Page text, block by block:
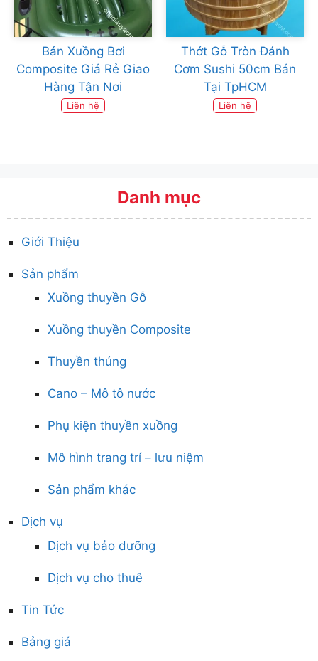
Bán Xuồng Bơi
Composite Giá Rẻ Giao
Hàng Tận Nơi
Liên hệ
Thớt Gỗ Tròn Đánh
Cơm Sushi 50cm Bán
Tại TpHCM
Liên hệ
Danh mục
Giới Thiệu
Sản phẩm
Xuồng thuyền Gỗ
Xuồng thuyền Composite
Thuyền thúng
Cano – Mô tô nước
Phụ kiện thuyền xuồng
Mô hình trang trí – lưu niệm
Sản phẩm khác
Dịch vụ
Dịch vụ bảo dưỡng
Dịch vụ cho thuê
Tin Tức
Bảng giá